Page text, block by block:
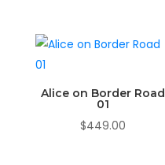
Alice on Border Road
01
$449.00